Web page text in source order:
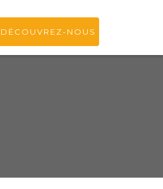
DÉCOUVREZ-NOUS